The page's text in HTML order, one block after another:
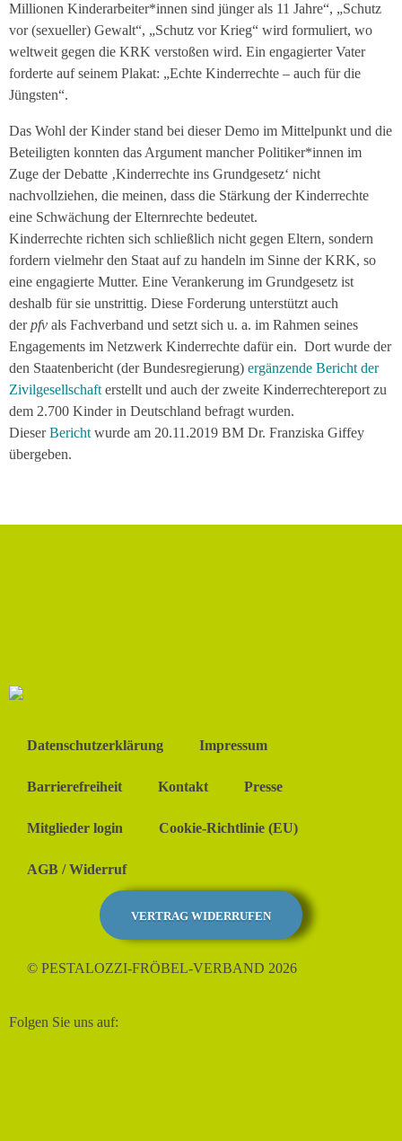
Millionen Kinderarbeiter*innen sind jünger als 11 Jahre“, „Schutz
vor (sexueller) Gewalt“, „Schutz vor Krieg“ wird formuliert, wo
weltweit gegen die KRK verstoßen wird. Ein engagierter Vater
forderte auf seinem Plakat: „Echte Kinderrechte – auch für die
Jüngsten“.
Das Wohl der Kinder stand bei dieser Demo im Mittelpunkt und die
Beteiligten konnten das Argument mancher Politiker*innen im
Zuge der Debatte ‚Kinderrechte ins Grundgesetz‘ nicht
nachvollziehen, die meinen, dass die Stärkung der Kinderrechte
eine Schwächung der Elternrechte bedeutet.
Kinderrechte richten sich schließlich nicht gegen Eltern, sondern
fordern vielmehr den Staat auf zu handeln im Sinne der KRK, so
eine engagierte Mutter. Eine Verankerung im Grundgesetz ist
deshalb für sie unstrittig. Diese Forderung unterstützt auch
derpfv als Fachverband und setzt sich u. a. im Rahmen seines
Engagements im Netzwerk Kinderrechte dafür ein. Dort wurde der
den Staatenbericht (der Bundesregierung) ergänzende Bericht der
Zivilgesellschaft erstellt und auch der zweite Kinderrechtereport zu
dem 2.700 Kinder in Deutschland befragt wurden.
DieserBericht wurde am 20.11.2019 BM Dr. Franziska Giffey
übergeben.
Datenschutzerklärung Impressum
Barrierefreiheit Kontakt Presse
Mitglieder login Cookie-Richtlinie (EU)
AGB / Widerruf
VERTRAG WIDERRUFEN
© PESTALOZZI-FRÖBEL-VERBAND 2026
Folgen Sie uns auf: